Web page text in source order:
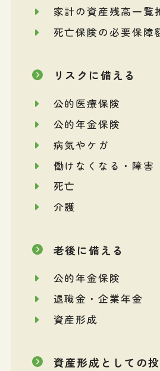
家計の資産残高一覧
死亡保険の必要保障
リスクに備える
公的医療保険
公的年金保険
病気やケガ
働けなくなる・障害
死亡
介護
老後に備える
公的年金保険
退職金・企業年金
資産形成
資産形成としての